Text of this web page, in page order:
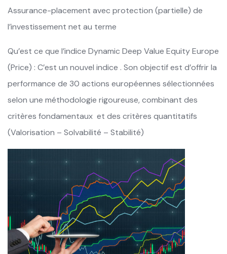
Assurance-placement avec protection (partielle) de
l’investissement net au terme
Qu’est ce que l’indice Dynamic Deep Value Equity Europe
(Price) : C’est un nouvel indice . Son objectif est d’offrir la
performance de 30 actions européennes sélectionnées
selon une méthodologie rigoureuse, combinant des
critères fondamentaux et des critères quantitatifs
(Valorisation – Solvabilité – Stabilité)